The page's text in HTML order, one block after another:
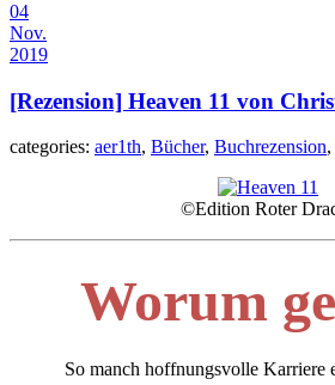
04
Nov.
2019
[Rezension] Heaven 11 von
categories: aer1th, Bücher, Buchrezension,
©Edition Roter
Worum
So manch hoffnungsvolle Karriere